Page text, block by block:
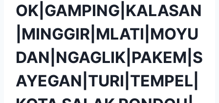
OK|GAMPING|KALASAN
|MINGGIR|MLATI|MOYU
DAN|NGAGLIK|PAKEM|S
AYEGAN|TURI|TEMPEL|